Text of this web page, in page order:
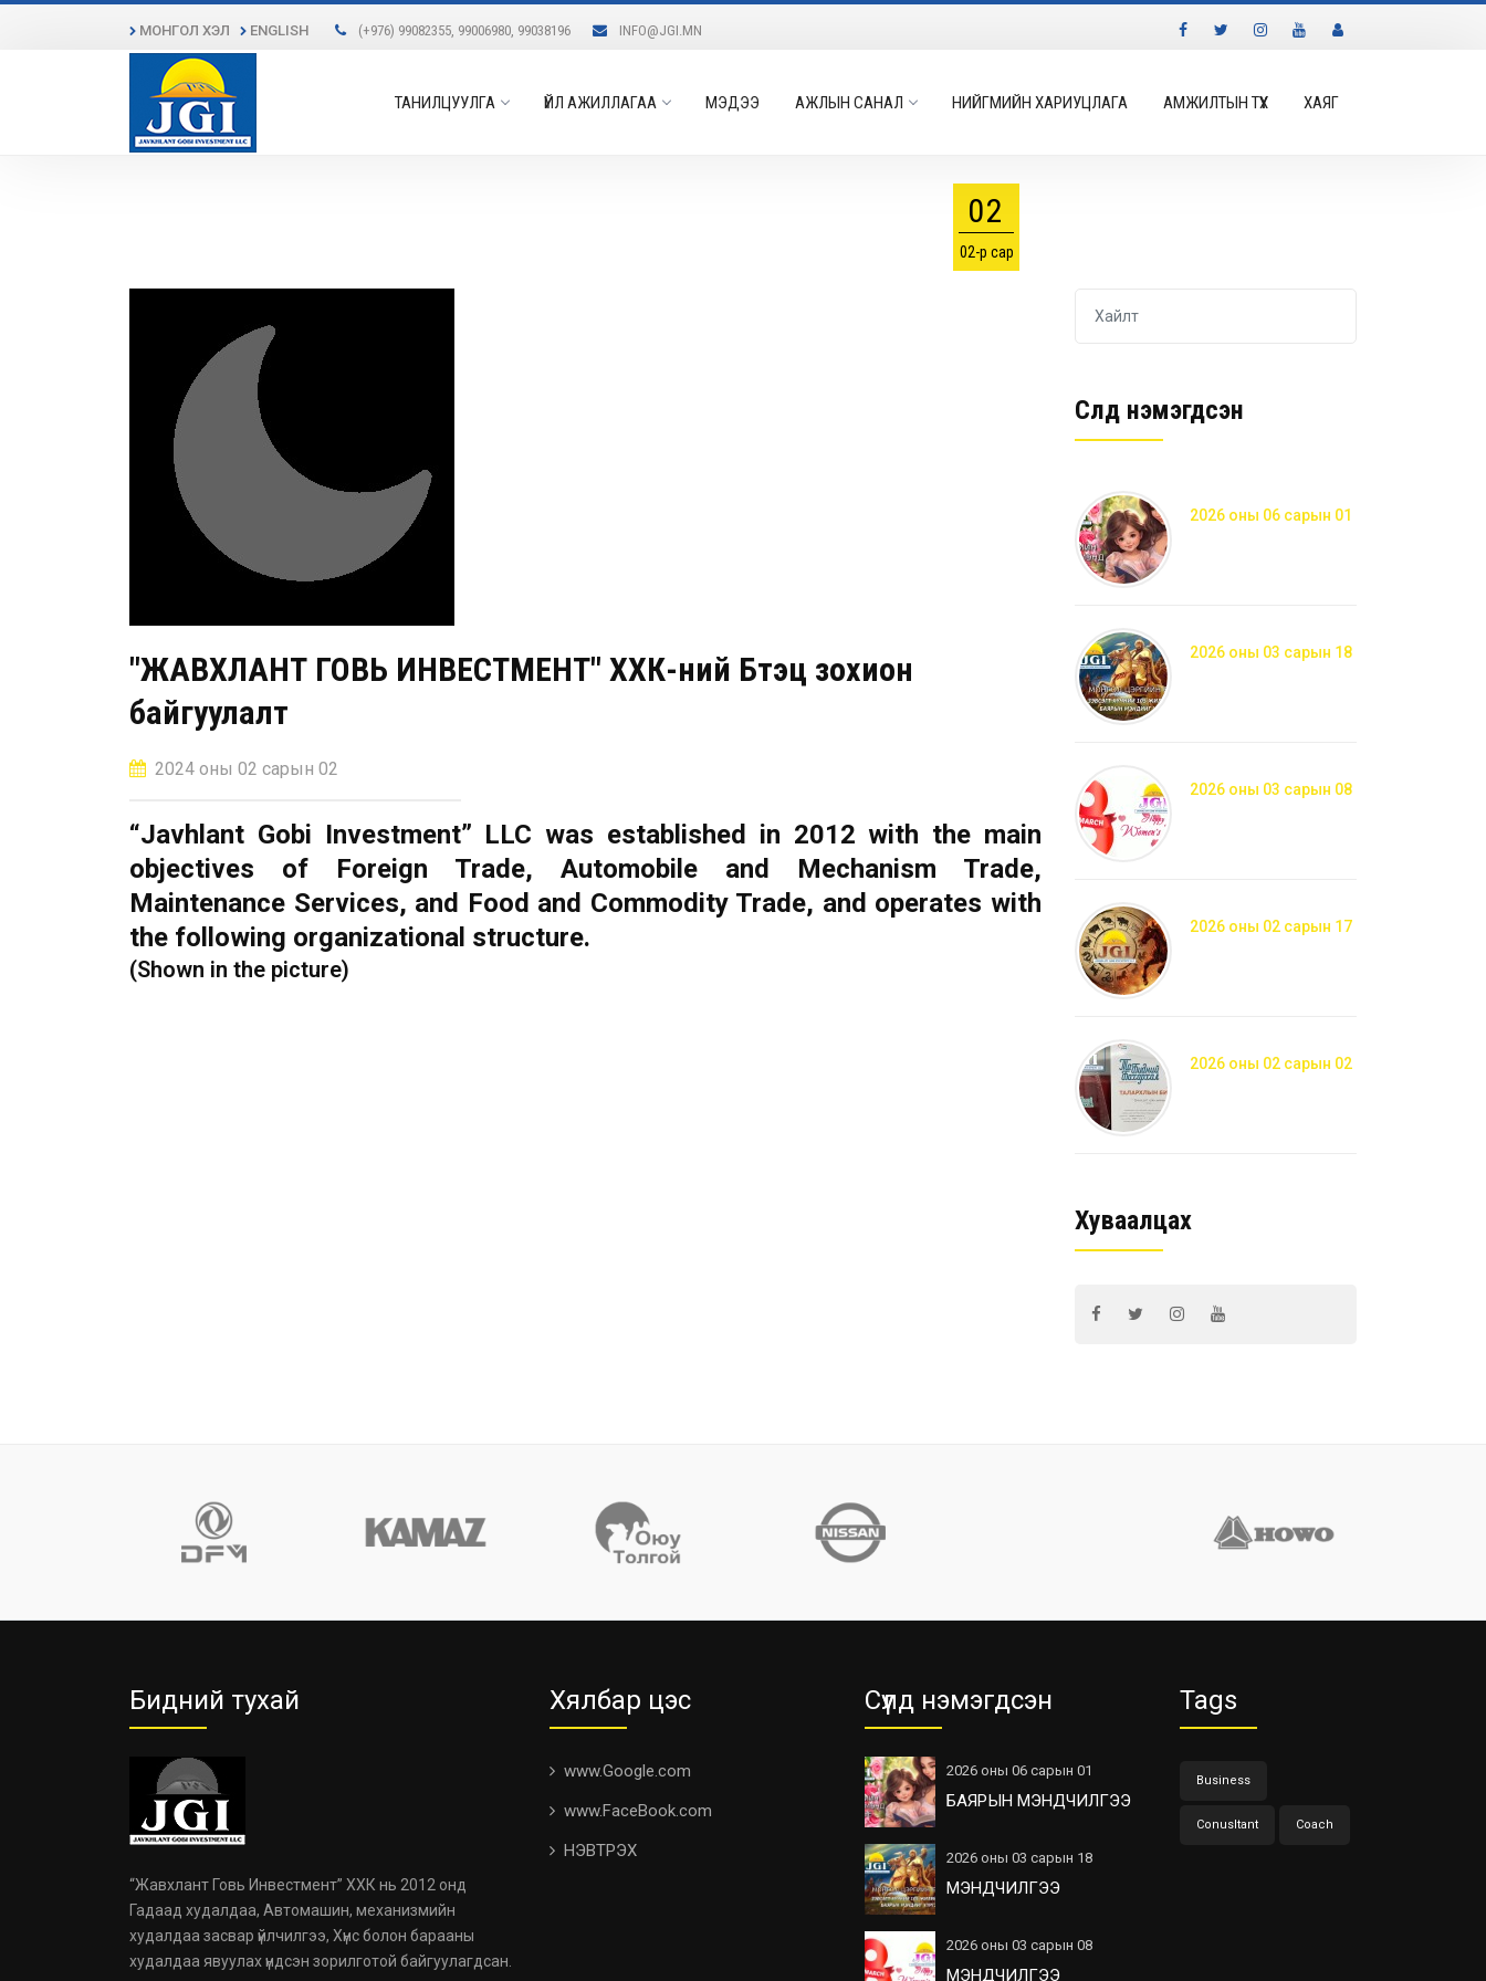
МОНГОЛ ХЭЛ ENGLISH (+976) 99082355, 99006980, 99038196 INFO@JGI.MN
ТАНИЛЦУУЛГА ҮЙЛ АЖИЛЛАГАА МЭДЭЭ АЖЛЫН САНАЛ НИЙГМИЙН ХАРИУЦЛАГА АМЖИЛТЫН ТҮҮХ ХАЯГ
02
02-р сар
"ЖАВХЛАНТ ГОВЬ ИНВЕСТМЕНТ" ХХК-ний Бүтэц зохион
байгуулалт
2024 оны 02 сарын 02
“Javhlant Gobi Investment” LLC was established in 2012 with the main
objectives of Foreign Trade, Automobile and Mechanism Trade,
Maintenance Services, and Food and Commodity Trade, and operates with
the following organizational structure.
(Shown in the picture)
Сүүлд нэмэгдсэн
2026 оны 06 сарын 01
2026 оны 03 сарын 18
2026 оны 03 сарын 08
2026 оны 02 сарын 17
2026 оны 02 сарын 02
Хуваалцах
Бидний тухай
“Жавхлант Говь Инвестмент” ХХК нь 2012 онд
Гадаад худалдаа, Автомашин, механизмийн
худалдаа засвар үйлчилгээ, Хүнс болон барааны
худалдаа явуулах үндсэн зорилготой байгуулагдсан.
Хялбар цэс
www.Google.com
www.FaceBook.com
НЭВТРЭХ
Сүүлд нэмэгдсэн
2026 оны 06 сарын 01
БАЯРЫН МЭНДЧИЛГЭЭ
2026 оны 03 сарын 18
МЭНДЧИЛГЭЭ
2026 оны 03 сарын 08
МЭНДЧИЛГЭЭ
Tags
Business
Conusltant Coach